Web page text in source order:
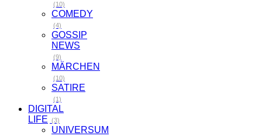
(10)
COMEDY
(4)
GOSSIP
NEWS
(9)
MÄRCHEN
(10)
SATIRE
(1)
DIGITAL
LIFE (3)
UNIVERSUM